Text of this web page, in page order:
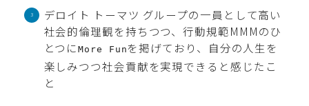
デロイト トーマツ グループの一員として高い
社会的倫理観を持ちつつ、行動規範MMMのひ
とつにMore Fun を掲げており、自分の人生を
楽しみつつ社会貢献を実現できると感じたこ
と